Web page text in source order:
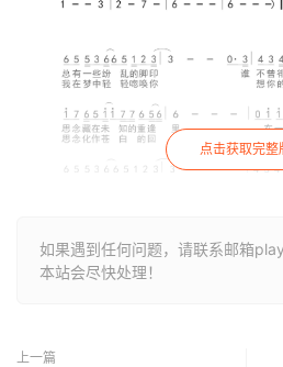
点击获取完整
如果遇到任何问题，请联系邮箱
本站会尽快处理！
上一篇